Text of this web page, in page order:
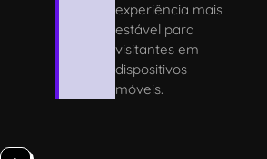
experiência mais
estável para
visitantes em
dispositivos
móveis.